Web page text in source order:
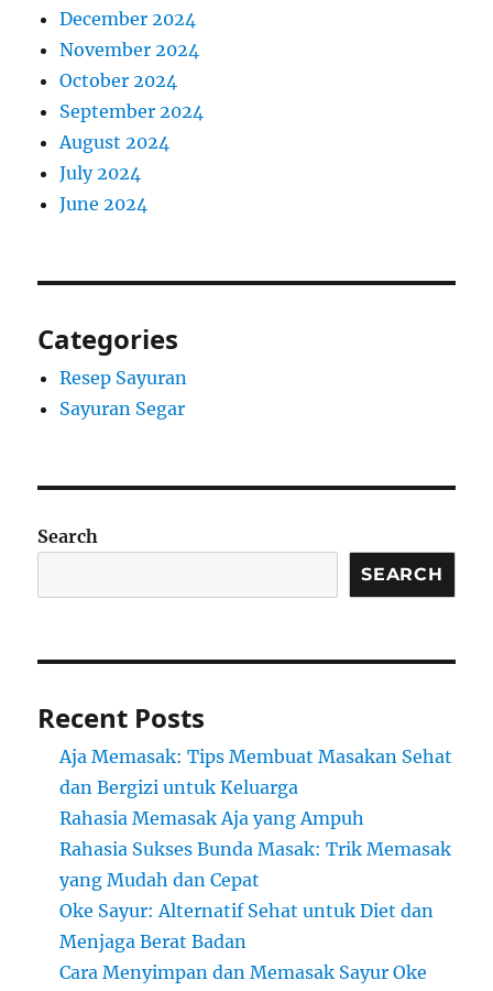
December 2024
November 2024
October 2024
September 2024
August 2024
July 2024
June 2024
Categories
Resep Sayuran
Sayuran Segar
Search
SEARCH
Recent Posts
Aja Memasak: Tips Membuat Masakan Sehat
dan Bergizi untuk Keluarga
Rahasia Memasak Aja yang Ampuh
Rahasia Sukses Bunda Masak: Trik Memasak
yang Mudah dan Cepat
Oke Sayur: Alternatif Sehat untuk Diet dan
Menjaga Berat Badan
Cara Menyimpan dan Memasak Sayur Oke